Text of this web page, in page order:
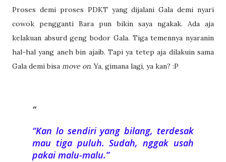
Proses demi proses PDKT yang dijalani Gala demi nyari
cowok pengganti Bara pun bikin saya ngakak. Ada aja
kelakuan absurd geng bodor Gala. Tiga temennya nyaranin
hal-hal yang aneh bin ajaib. Tapi ya tetep aja dilakuin sama
Gala demi bisa move on. Ya, gimana lagi, ya kan? :P
“Kan lo sendiri yang bilang, terdesak
mau tiga puluh. Sudah, nggak usah
pakai malu-malu.”